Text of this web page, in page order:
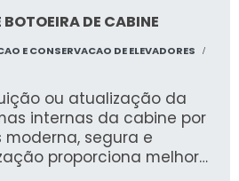
DE CABINE
E CONSERVACAO DE ELEVADORES
/
ou atualização da
internas da cabine por
segura e
proporciona melhor